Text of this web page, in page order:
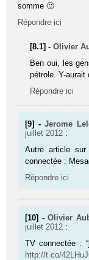
somme 🙂
Répondre ici
[8.1] -Olivier
Ben oui, les
pétrole. Y-aurait
Répondre ici
[9] -Jerome
juillet 2012 :
Autre article
connectée :
Répondre ici
[10] -Olivier
juillet 2012 :
TV connectée :
http://t.co/